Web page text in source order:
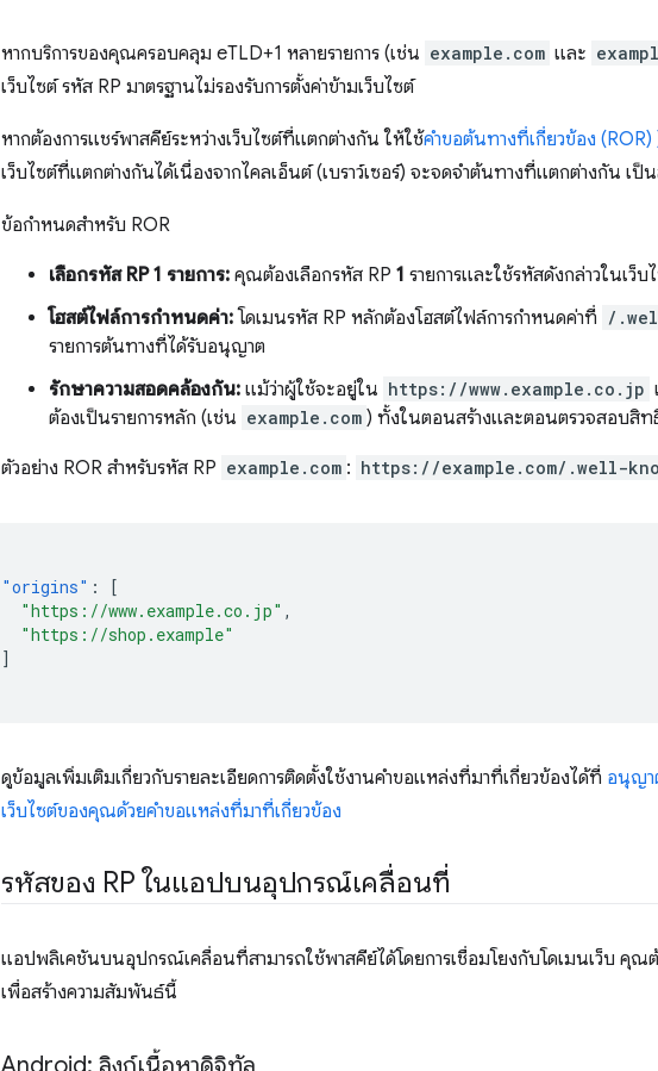
หากบริการของคุณครอบคลุม eTLD+1 หลายรายการ (เช่น example.com และ
เว็บไซต์ รหัส RP มาตรฐานไม่รองรับการตั้งค่าข้ามเว็บไซต์
หากต้องการแชร์พาสคีย์ระหว่างเว็บไซต์ที่แตกต่างกัน ให้ใช้คำขอต้นทางที่เกี่ยวข้อง (ROR)
เว็บไซต์ที่แตกต่างกันได้เนื่องจากไคลเอ็นต์ (เบราว์เซอร์) จะจดจำต้นทางที่แตกต่างกัน เป็
ข้อกำหนดสำหรับ ROR
เลือกรหัส RP 1 รายการ: คุณต้องเลือกรหัส RP 1 รายการและใช้รหัสดังกล่าวในเว็
โฮสต์ไฟล์การกำหนดค่า: โดเมนรหัส RP หลักต้องโฮสต์ไฟล์การกำหนดค่าที่ /
รายการต้นทางที่ได้รับอนุญาต
รักษาความสอดคล้องกัน: แม้ว่าผู้ใช้จะอยู่ใน https://www.example.co.jp
ต้องเป็นรายการหลัก (เช่น example.com ) ทั้งในตอนสร้างและตอนตรวจสอบสิท
ตัวอย่าง ROR สำหรับรหัส RP example.com : https://example.com/.well-
"origins" :
[
"https://www.example.co.jp" ,
"https://shop.example"
]
ดูข้อมูลเพิ่มเติมเกี่ยวกับรายละเอียดการติดตั้งใช้งานคำขอแหล่งที่มาที่เกี่ยวข้องได้ที่ อนุญา
เว็บไซต์ของคุณด้วยคำขอแหล่งที่มาที่เกี่ยวข้อง
รหัสของ RP ในแอปบนอุปกรณ์เคลื่อนที่
แอปพลิเคชันบนอุปกรณ์เคลื่อนที่สามารถใช้พาสคีย์ได้โดยการเชื่อมโยงกับโดเมนเว็บ คุณ
เพื่อสร้างความสัมพันธ์นี้